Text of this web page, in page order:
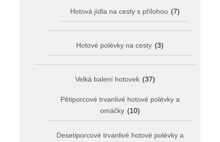
Hotová jídla na cesty s přílohou (7)
Hotové polévky na cesty (3)
Velká balení hotovek (37)
Pětiporcové trvanlivé hotové polévky a
omáčky (10)
Desetiporcové trvanlivé hotové polévky a